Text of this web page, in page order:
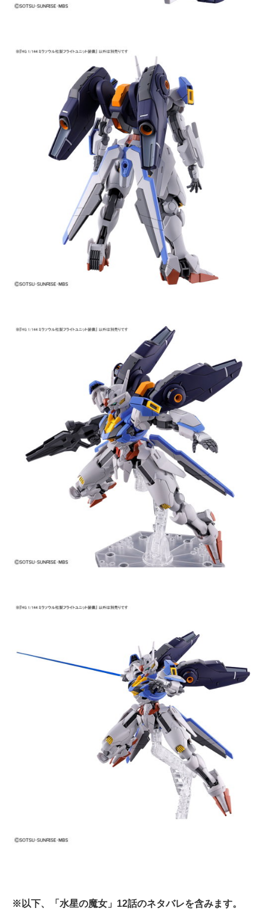
※以下、「水星の魔女」12話のネタバレを含みます。